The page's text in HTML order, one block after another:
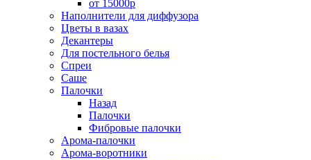
от 15000р
Наполнители для диффузора
Цветы в вазах
Декантеры
Для постельного белья
Спреи
Саше
Палочки
Назад
Палочки
Фибровые палочки
Арома-палочки
Арома-воротники